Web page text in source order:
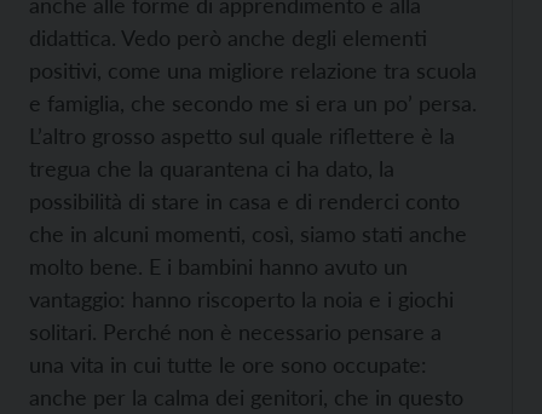
didattica. Vedo però anche degli elementi
positivi, come una migliore relazione tra scuola
e famiglia, che secondo me si era un po’ persa.
L’altro grosso aspetto sul quale riflettere è la
tregua che la quarantena ci ha dato, la
possibilità di stare in casa e di renderci conto
che in alcuni momenti, così, siamo stati anche
molto bene. E i bambini hanno avuto un
vantaggio: hanno riscoperto la noia e i giochi
solitari. Perché non è necessario pensare a
una vita in cui tutte le ore sono occupate:
anche per la calma dei genitori, che in questo